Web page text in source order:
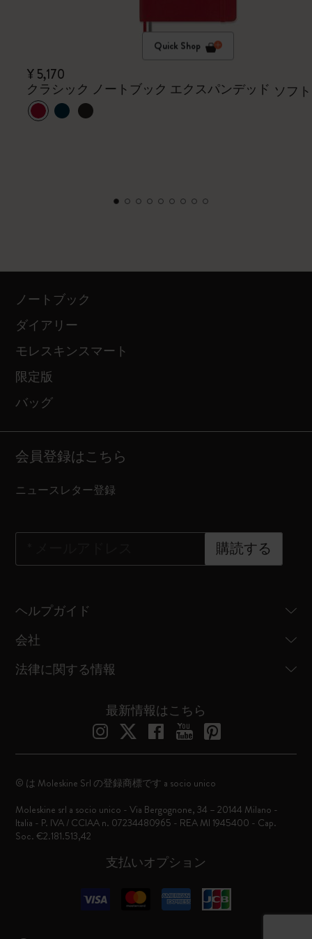
Quick Shop
¥ 5,170
クラシック ノートブック エクスパンデッド ソフ
ノートブック
ダイアリー
モレスキンスマート
限定版
バッグ
会員登録はこちら
ニュースレター登録
購読する
ヘルプガイド
会社
法律に関する情報
最新情報はこちら
支払いオプション
© は Moleskine Srl の登録商標です a socio unico
Moleskine srl a socio unico - Via Bergognone, 34 – 20144 Milano -
Italia - P. IVA / CCIAA n. 07234480965 - REA MI 1945400 - Cap.
Soc. €2.181.513,42